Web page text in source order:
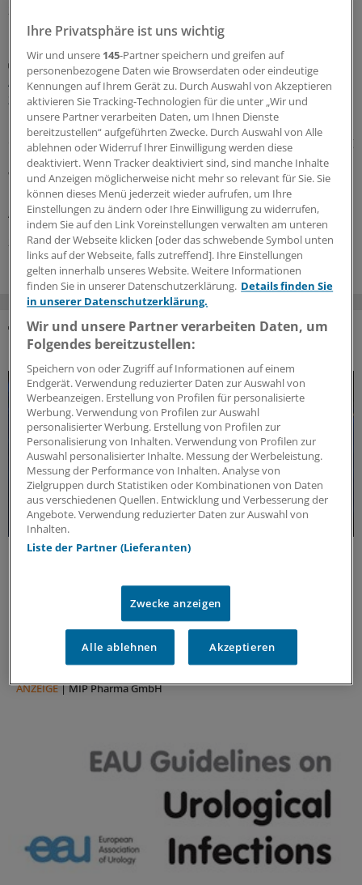
27.07.2026
Juli-Sitzung des CHMP
Acht Pharma-Innovationen auf der Zielgeraden
zur EU-Zulassung
Neue Ansätze gegen zu hohe Cholesterinwerte bildeten
einen Schwerpunkt der jüngsten Experten-Begutachtung
bei der EMA: Auch gab es Zulassungsempfehlungen für
Wirkstoffe gegen Plaque-Psoriasis, primäre biliäre
Cholangitis, COVID-19, AMD und zerebrale
Adrenoleukodystrophie.
24.07.2026
DAS KÖNNTE SIE AUCH INTERESSIEREN
Forschungs-Update
besonderen Wirkmechanismus
Für die Langzeitprophylaxe von Harnwegsinfektionen
sind geringe Resistenzraten und gute Verträglichkeit
entscheidend. Eine neue Studie zeigt, warum dieses
Antibiotikum beides erfüllt.
ANZEIGE|MIP Pharma GmbH
Ihre Privatsphäre ist uns wichtig
Wir und unsere 145-Partner speichern und greifen auf
personenbezogene Daten wie Browserdaten oder eindeutige
Kennungen auf Ihrem Gerät zu. Durch Auswahl von Akzeptieren
aktivieren Sie Tracking-Technologien für die unter „Wir und
unsere Partner verarbeiten Daten, um Ihnen Dienste
bereitzustellen“ aufgeführten Zwecke. Durch Auswahl von Alle
ablehnen oder Widerruf Ihrer Einwilligung werden diese
deaktiviert. Wenn Tracker deaktiviert sind, sind manche Inhalte
und Anzeigen möglicherweise nicht mehr so relevant für Sie. Sie
können dieses Menü jederzeit wieder aufrufen, um Ihre
Einstellungen zu ändern oder Ihre Einwilligung zu widerrufen,
indem Sie auf den Link Voreinstellungen verwalten am unteren
Rand der Webseite klicken [oder das schwebende Symbol unten
links auf der Webseite, falls zutreffend]. Ihre Einstellungen
gelten innerhalb unseres Website. Weitere Informationen
finden Sie in unserer Datenschutzerklärung. Details finden Sie
in unserer Datenschutzerklärung.
Wir und unsere Partner verarbeiten Daten, um
Folgendes bereitzustellen:
Speichern von oder Zugriff auf Informationen auf einem
Endgerät. Verwendung reduzierter Daten zur Auswahl von
Werbeanzeigen. Erstellung von Profilen für personalisierte
Werbung. Verwendung von Profilen zur Auswahl
personalisierter Werbung. Erstellung von Profilen zur
Personalisierung von Inhalten. Verwendung von Profilen zur
Auswahl personalisierter Inhalte. Messung der Werbeleistung.
Messung der Performance von Inhalten. Analyse von
Zielgruppen durch Statistiken oder Kombinationen von Daten
aus verschiedenen Quellen. Entwicklung und Verbesserung der
Angebote. Verwendung reduzierter Daten zur Auswahl von
Inhalten.
Liste der Partner (Lieferanten)
Zwecke anzeigen
Alle ablehnen Akzeptieren